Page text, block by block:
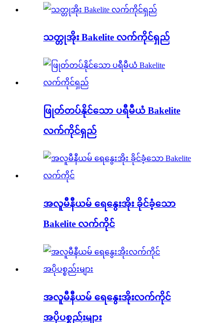
သတ္တုအိုး Bakelite လက်ကိုင်ရှည်
ဖြုတ်တပ်နိုင်သော ပရီမီယံ Bakelite
လက်ကိုင်ရှည်
အလူမီနီယမ် ရေနွေးအိုး ခိုင်ခံ့သော
Bakelite လက်ကိုင်
အလူမီနီယမ် ရေနွေးအိုးလက်ကိုင်
အပိုပစ္စည်းများ